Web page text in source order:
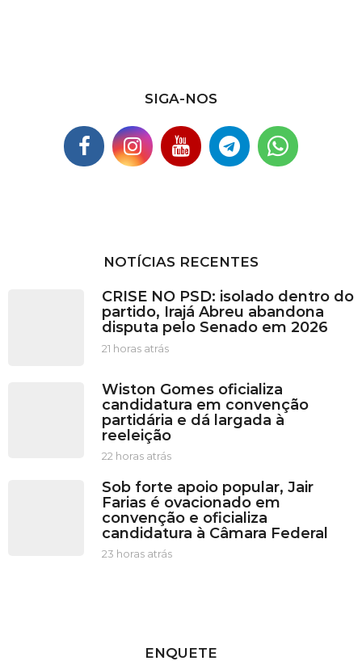
SIGA-NOS
NOTÍCIAS RECENTES
CRISE NO PSD: isolado dentro do
partido, Irajá Abreu abandona
disputa pelo Senado em 2026
21 horas atrás2
o
r
a
s
a
r
á
s
Wiston Gomes oficializa
candidatura em convenção
partidária e dá largada à
reeleição
22 horas atrás2
h
o
r
a
Sob forte apoio popular, Jair
Farias é ovacionado em
convenção e oficializa
candidatura à Câmara Federal
23 horas atrás2
s
ENQUETE